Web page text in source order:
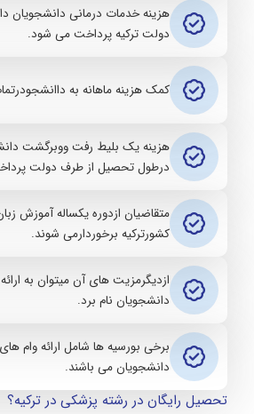
هزینه خدمات درمانی دانشجویان
دولت ترکیه پرداخت می شود.
کمک هزینه ماهانه به
هزینه یک بلیط رفت ووبرگشت
درطول تحصیل از طرف دولت
متقاضیان ازدوره یکساله آموزش
کشورترکیه برخوردارمی شوند.
ازدیگرمزیت های آن میتوان به
دانشجویان نام برد.
برخی بورسیه ها شامل ارائه وام
دانشجویان می باشند.
تحصیل رایگان در رشته پزشکی در ترکیه؟